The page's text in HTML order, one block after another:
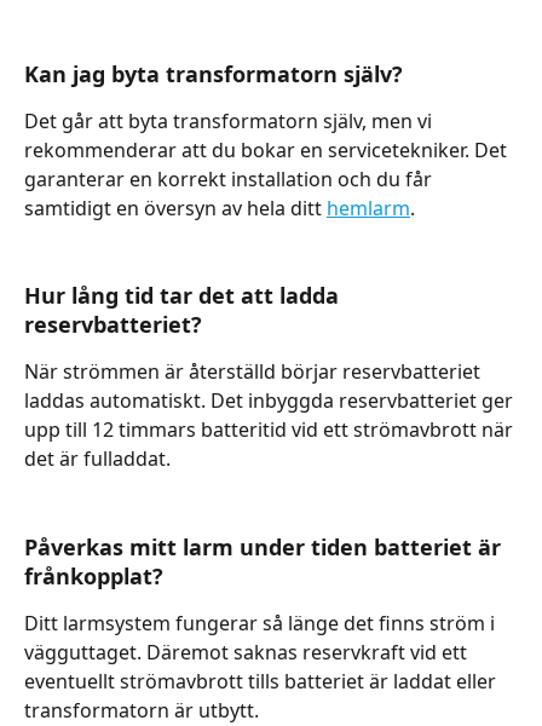
Kan jag byta transformatorn själv?
Det går att byta transformatorn själv, men vi
rekommenderar att du bokar en servicetekniker. Det
garanterar en korrekt installation och du får
samtidigt en översyn av hela ditt hemlarm.
Hur lång tid tar det att ladda
reservbatteriet?
När strömmen är återställd börjar reservbatteriet
laddas automatiskt. Det inbyggda reservbatteriet ger
upp till 12 timmars batteritid vid ett strömavbrott när
det är fulladdat.
Påverkas mitt larm under tiden batteriet är
frånkopplat?
Ditt larmsystem fungerar så länge det finns ström i
vägguttaget. Däremot saknas reservkraft vid ett
eventuellt strömavbrott tills batteriet är laddat eller
transformatorn är utbytt.